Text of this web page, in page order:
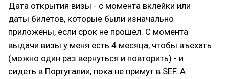
Дата открытия визы - с момента вклейки или
даты билетов, которые были изначально
приложены, если срок не прошёл. С момента
выдачи визы у меня есть 4 месяца, чтобы въехать
(можно один раз вернуться и повторить) - и
сидеть в Португалии, пока не примут в SEF. А